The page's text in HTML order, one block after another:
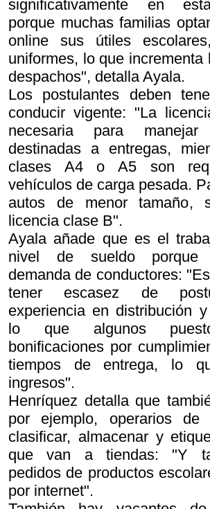
significativamente en
porque muchas familias
online sus útiles
uniformes, lo que incrementa
despachos", detalla Ayala.
Los postulantes deben
conducir vigente: "La
necesaria para manejar
destinadas a entregas,
clases A4 o A5 son
vehículos de carga pesada.
autos de menor tamaño,
licencia clase B".
Ayala añade que es el
nivel de sueldo porque
demanda de conductores:
tener escasez de
experiencia en distribución
lo que algunos
bonificaciones por
tiempos de entrega, lo
ingresos".
Henríquez detalla que
por ejemplo, operarios de
clasificar, almacenar y
que van a tiendas: "Y
pedidos de productos
por internet".